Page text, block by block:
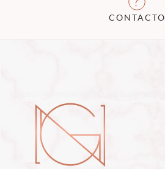
CONTACTO